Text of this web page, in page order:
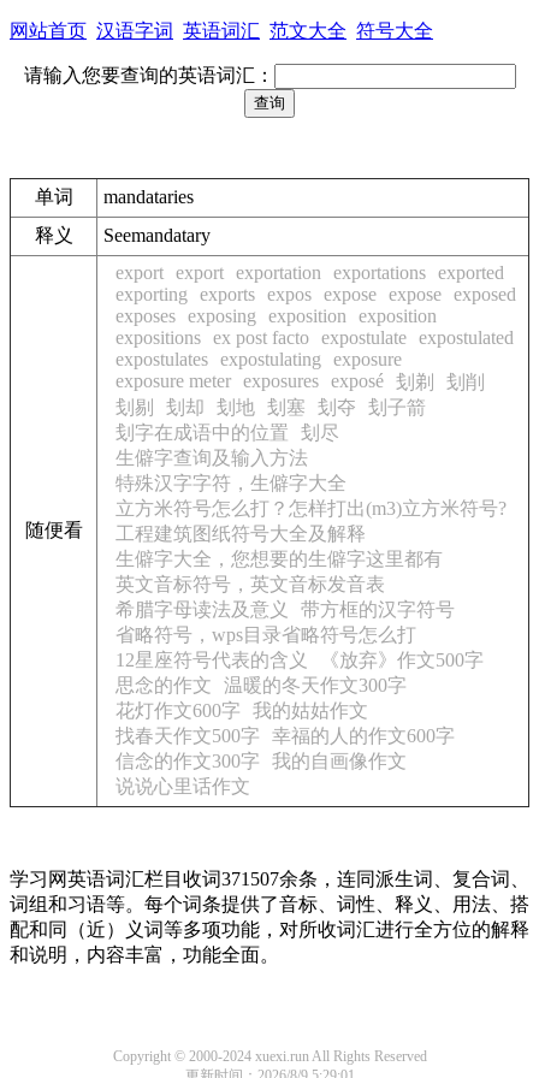
网站首页 汉语字词 英语词汇 范文大全 符号大全
请输入您要查询的英语词汇：
单词
mandataries
释义
Seemandatary
随便看
export export exportation exportations exported
exporting
exports expos expose expose exposed
exposes exposing exposition
exposition
expositions ex post facto expostulate expostulated
expostulates expostulating
exposure
exposure meter exposures exposé 刬剃
刬削
刬剔
刬却 刬地 刬塞 刬夺
刬子箭
刬字在成语中的位置
刬尽
生僻字查询及输入方法
特殊汉字字符，生僻字大全
立方米符号怎么打？怎样打出(m3)立方米符号?
工程建筑图纸符号大全及解释
生僻字大全，您想要的生僻字这里都有
英文音标符号，英文音标发音表
希腊字母读法及意义
带方框的汉字符号
省略符号，wps目录省略符号怎么打
12星座符号代表的含义
《放弃》作文500字
思念的作文
温暖的冬天作文300字
花灯作文600字
我的姑姑作文
找春天作文500字
幸福的人的作文600字
信念的作文300字
我的自画像作文
说说心里话作文
学习网英语词汇栏目收词371507余条，连同派生词、复合词、
词组和习语等。每个词条提供了音标、词性、释义、用法、搭
配和同（近）义词等多项功能，对所收词汇进行全方位的解释
和说明，内容丰富，功能全面。
Copyright © 2000-2024 xuexi.run All Rights Reserved